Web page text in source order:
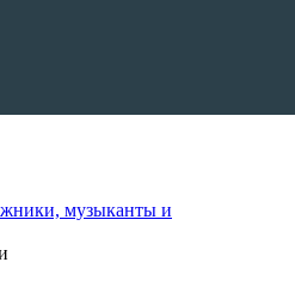
музыканты и